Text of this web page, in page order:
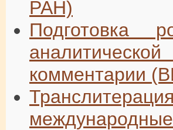
РАН)
Подготовка
комментарии